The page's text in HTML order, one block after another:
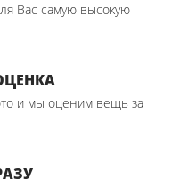
Вас самую высокую
и мы оценим вещь за